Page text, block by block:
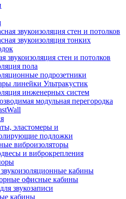
звукоизоляция стен и потолков
звукоизоляция тонких
звукоизоляция стен и потолков
пола
подрозетники
линейки Ультракустик
инженерных систем
модульная перегородка
эластомеры и
подложки
виброизоляторы
и виброкрепления
кабины
офисные кабины
звукозаписи
кабины